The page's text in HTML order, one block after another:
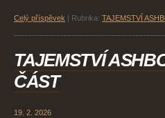
Celý příspěvek Rubrika: TAJEMSTVÍ
TAJEMSTVÍ
ČÁST
19. 2. 2026